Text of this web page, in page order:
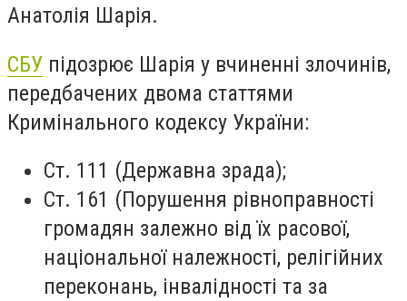
Анатолія Шарія.
СБУ підозрює Шарія у вчиненні злочинів,
передбачених двома статтями
Кримінального кодексу України:
Ст. 111 (Державна зрада);
Ст. 161 (Порушення рівноправності
громадян залежно від їх расової,
національної належності, релігійних
переконань, інвалідності та за